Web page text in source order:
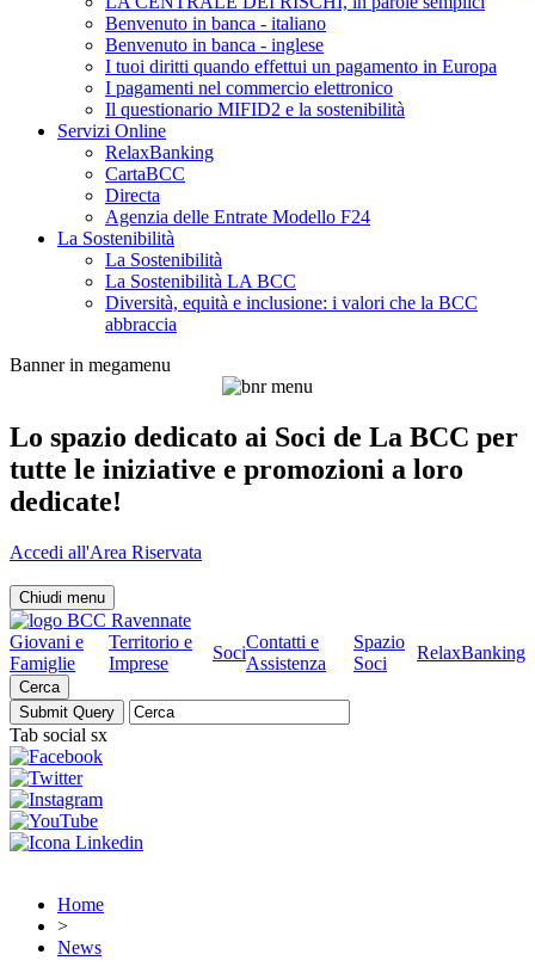
Benvenuto in banca - italiano
Benvenuto in banca - inglese
I tuoi diritti quando effettui un pagamento in Europa
I pagamenti nel commercio elettronico
Il questionario MIFID2 e la sostenibilità
Servizi Online
RelaxBanking
CartaBCC
Directa
Agenzia delle Entrate Modello F24
La Sostenibilità
La Sostenibilità
La Sostenibilità LA BCC
Diversità, equità e inclusione: i valori che la BCC
abbraccia
Banner in megamenu
Lo spazio dedicato ai Soci de La BCC per
tutte le iniziative e promozioni a loro
dedicate!
Accedi all'Area Riservata
Chiudi menu
Giovani e
Famiglie
Territorio e
Imprese
Soci
Contatti e
Assistenza
Spazio
Soci
RelaxBanking
Cerca
Tab social sx
Home
>
News